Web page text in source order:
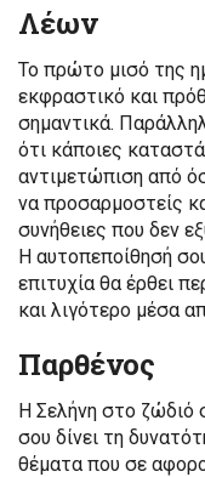
Λέων
Το πρώτο μισό της
εκφραστικό και
σημαντικά.
ότι κάποιες
αντιμετώπιση από
να προσαρμοστείς
συνήθειες που δεν
Η αυτοπεποίθησή
επιτυχία θα έρθει
και λιγότερο μέσα
Παρθένος
Η Σελήνη στο ζώδιό
σου δίνει τη
θέματα που σε